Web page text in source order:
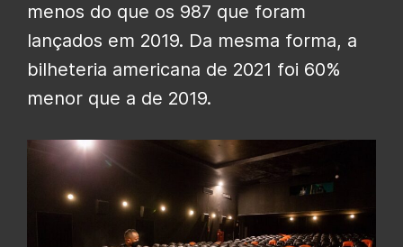
menos do que os 987 que foram
lançados em 2019. Da mesma forma, a
bilheteria americana de 2021 foi 60%
menor que a de 2019.